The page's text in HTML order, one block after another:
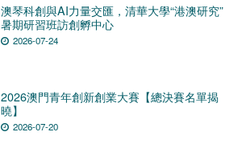
澳琴科創與AI力量交匯，清華大學“港澳研究”
暑期研習班訪創孵中心
2026-07-24
2026澳門青年創新創業大賽【總決賽名單揭
曉】
2026-07-20